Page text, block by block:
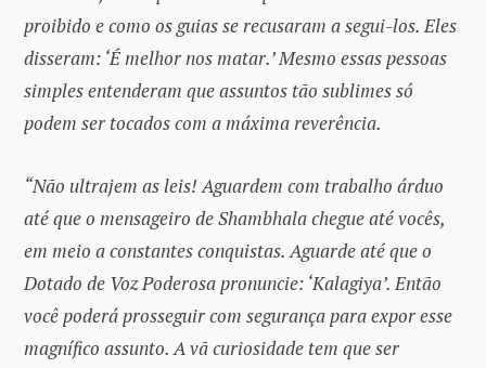
proibido e como os guias se recusaram a segui-los. Eles
disseram: ‘É melhor nos matar.’ Mesmo essas pessoas
simples entenderam que assuntos tão sublimes só
podem ser tocados com a máxima reverência.
“Não ultrajem as leis! Aguardem com trabalho árduo
até que o mensageiro de Shambhala chegue até vocês,
em meio a constantes conquistas. Aguarde até que o
Dotado de Voz Poderosa pronuncie: ‘Kalagiya’. Então
você poderá prosseguir com segurança para expor esse
magnífico assunto. A vã curiosidade tem que ser